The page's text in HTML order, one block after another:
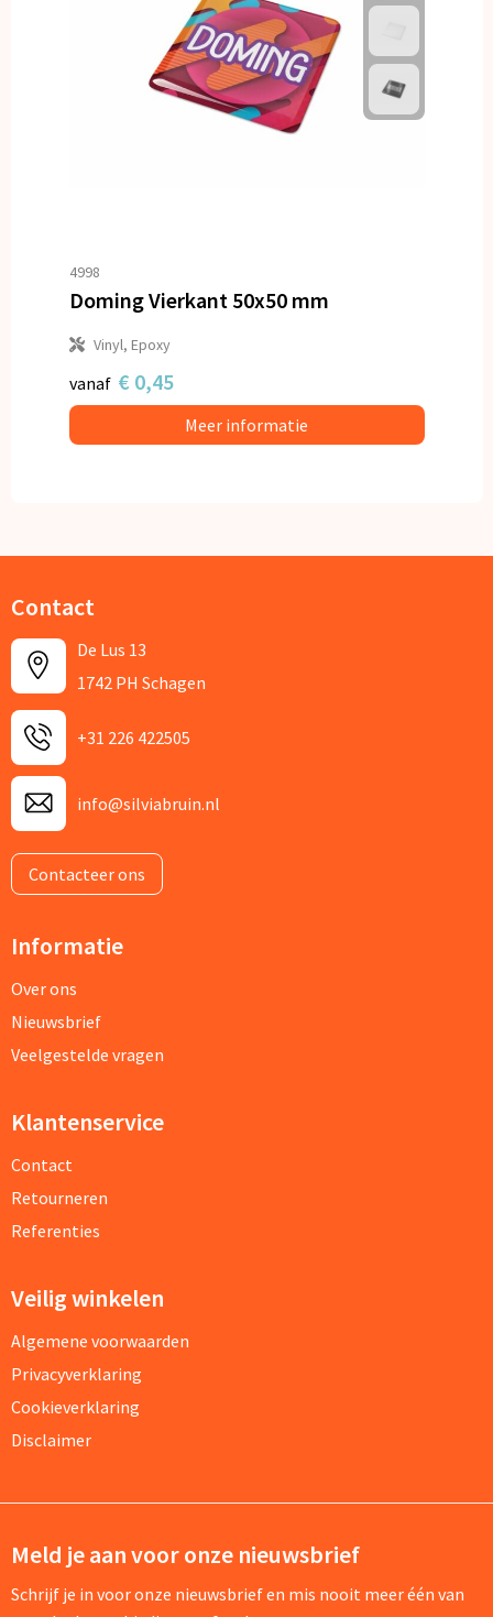
4998
Doming Vierkant 50x50 mm
Vinyl, Epoxy
vanaf € 0,45
Meer informatie
Contact
De Lus 13
1742 PH Schagen
+31 226 422505
info@silviabruin.nl
Contacteer ons
Informatie
Over ons
Nieuwsbrief
Veelgestelde vragen
Klantenservice
Contact
Retourneren
Referenties
Veilig winkelen
Algemene voorwaarden
Privacyverklaring
Cookieverklaring
Disclaimer
Meld je aan voor onze nieuwsbrief
Schrijf je in voor onze nieuwsbrief en mis nooit meer één van